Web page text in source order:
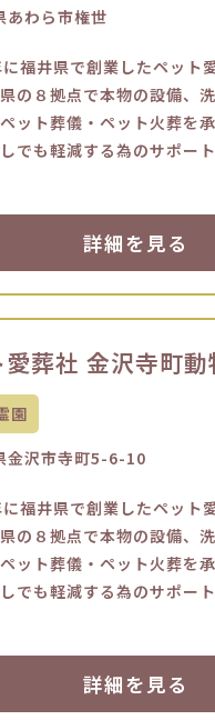
あわら市権世
福井県で創業したペット
の８拠点で本物の設備、
ット葬儀・ペット火葬を
でも軽減する為のサポー
詳細を見る
葬社 金沢寺町
園
金沢市寺町5-6-10
福井県で創業したペット
の８拠点で本物の設備、
ット葬儀・ペット火葬を
でも軽減する為のサポー
詳細を見る